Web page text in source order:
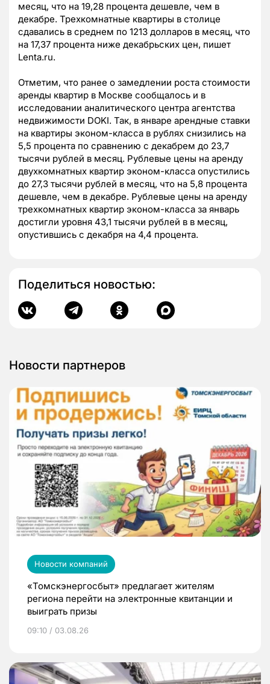
месяц, что на 19,28 процента дешевле, чем в
декабре. Трехкомнатные квартиры в столице
сдавались в среднем по 1213 долларов в месяц, что
на 17,37 процента ниже декабрьских цен, пишет
Lenta.ru.
Отметим, что ранее о замедлении роста стоимости
аренды квартир в Москве сообщалось и в
исследовании аналитического центра агентства
недвижимости DOKI. Так, в январе арендные ставки
на квартиры эконом-класса в рублях снизились на
5,5 процента по сравнению с декабрем до 23,7
тысячи рублей в месяц. Рублевые цены на аренду
двухкомнатных квартир эконом-класса опустились
до 27,3 тысячи рублей в месяц, что на 5,8 процента
дешевле, чем в декабре. Рублевые цены на аренду
трехкомнатных квартир эконом-класса за январь
достигли уровня 43,1 тысячи рублей в в месяц,
опустившись с декабря на 4,4 процента.
Поделиться новостью:
Новости партнеров
Новости компаний
«Томскэнергосбыт» предлагает жителям
региона перейти на электронные квитанции и
выиграть призы
09:10 / 03.08.26